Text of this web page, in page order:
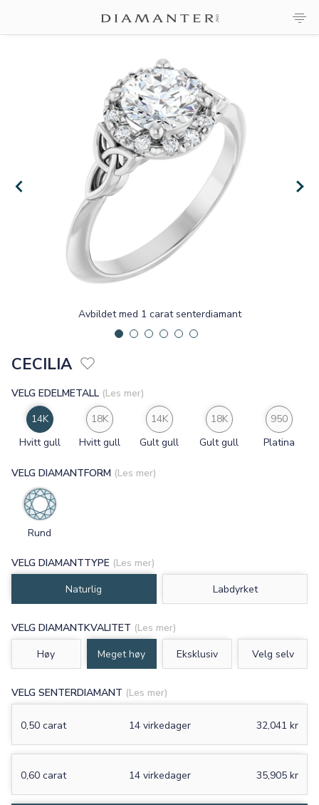
×
×
Avbildet med 1 carat senterdiamant
CECILIA
VELG DIAMANTTYPE (Les mer)
Naturlig
Labdyrket
VELG DIAMANTKVALITET (Les mer)
Høy
Meget høy Eksklusiv Velg selv
VELG SENTERDIAMANT (Les mer)
0,50 carat 32,041 kr
14 virkedager
0,60 carat 35,905 kr
14 virkedager
VELG EDELMETALL (Les mer)
14K
Hvitt gull
18K
Hvitt gull
14K
Gult gull
18K
Gult gull
950
Platina
VELG DIAMANTFORM (Les mer)
Rund